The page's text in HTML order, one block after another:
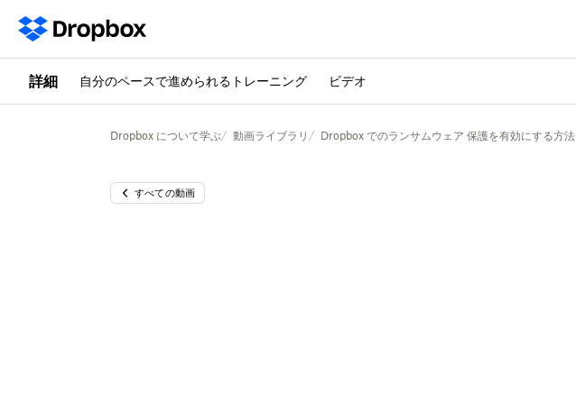
詳細 自分のペースで進められるトレーニング ビデオ
Dropbox について学ぶ 動画ライブラリ Dropbox でのランサムウェア 保護を有効にする方法
すべての動画